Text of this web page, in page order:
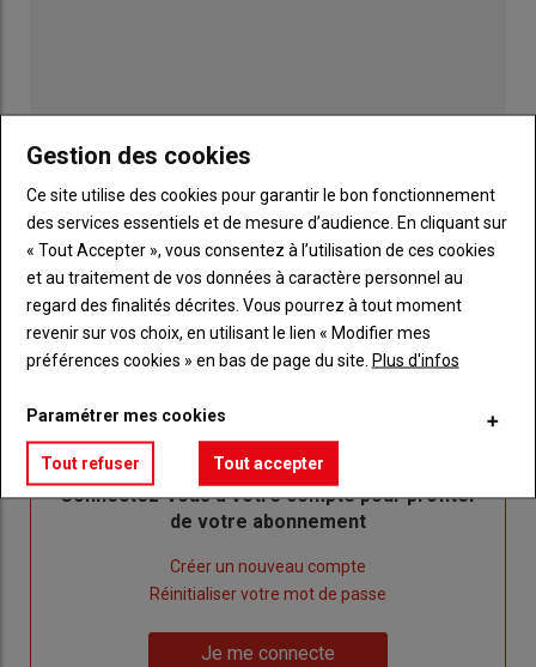
Publicité
titre
TITRE IDENTIFIEZ-VOUS
Body
Connectez-vous à votre compte pour profiter
de votre abonnement
Créer un nouveau compte
Réinitialiser votre mot de passe
Je me connecte
Gestion des cookies
Ce site utilise des cookies pour garantir le bon fonctionnement
des services essentiels et de mesure d’audience. En cliquant sur
« Tout Accepter », vous consentez à l’utilisation de ces cookies
et au traitement de vos données à caractère personnel au
regard des finalités décrites. Vous pourrez à tout moment
revenir sur vos choix, en utilisant le lien « Modifier mes
préférences cookies » en bas de page du site. Plus d'infos
Paramétrer mes cookies
Tout refuser Tout accepter